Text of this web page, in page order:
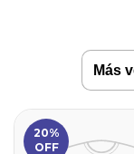
20%
OFF